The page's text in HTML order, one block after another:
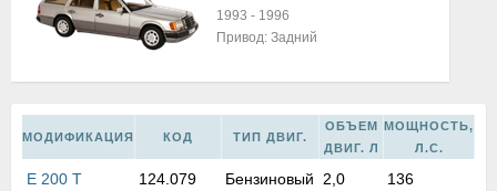
1993 - 1996
Привод: Задний
МОДИФИКАЦИЯ КОД ТИП ДВИГ.
ОБЪЕМ
ДВИГ. Л
МОЩНОСТЬ,
Л.С.
E 200 T 124.079 Бензиновый 2,0 136